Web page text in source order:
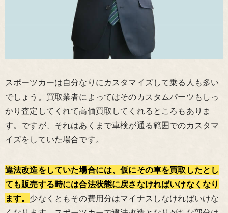
スポーツカーは自分なりにカスタマイズして乗る人も多い
でしょう。買取業者によってはそのカスタムパーツもしっ
かり査定してくれて高価買取してくれるところもありま
す。ですが、それはあくまで車検が通る範囲でのカスタマ
イズをしていた場合です。
違法改造をしていた場合には、仮にその車を買取したとし
ても販売する時には合法状態に戻さなければいけなくなり
ます。 少なくともその費用分はマイナスしなければいけな